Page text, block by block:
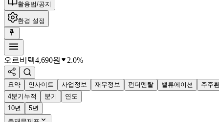
활용법/공지
환경 설정
오르비텍4,690원 2.0%
요약 인사이트 사업정보 재무정보 펀더멘탈 밸류에이션 주주
4분기누적
분기
연도
10년
5년